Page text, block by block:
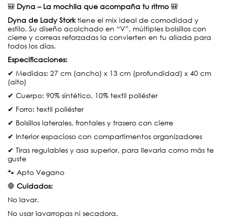
🎒 Dyna – La mochila que acompaña tu ritmo 🎒
Dyna de Lady Storktiene el mix ideal de comodidad y
estilo. Su diseño acolchado en “V”, múltiples bolsillos con
cierre y correas reforzadas la convierten en tu aliada para
todos los días.
Especificaciones:
✔ Medidas: 27 cm (ancho) x 13 cm (profundidad) x 40 cm
(alto)
✔ Cuerpo: 90% sintético, 10% textil poliéster
✔ Forro: textil poliéster
✔ Bolsillos laterales, frontales y trasero con cierre
✔ Interior espacioso con compartimentos organizadores
✔ Tiras regulables y asa superior, para llevarla como más te
guste
🐾 Apto Vegano
🛑 Cuidados:
No lavar.
No usar lavarropas ni secadora.